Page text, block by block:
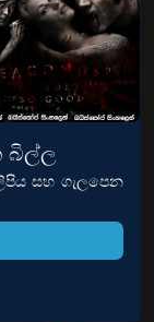
බිල්ල
සහ ගැලපෙන